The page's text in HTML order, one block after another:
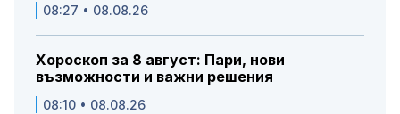
08:27 • 08.08.26
Хороскоп за 8 август: Пари, нови
възможности и важни решения
08:10 • 08.08.26